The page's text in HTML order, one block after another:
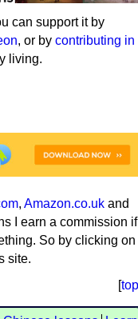
can support it by
, or by contributing in
living.
, Amazon.co.uk and
I earn a commission if
So by clicking on
site.
[top